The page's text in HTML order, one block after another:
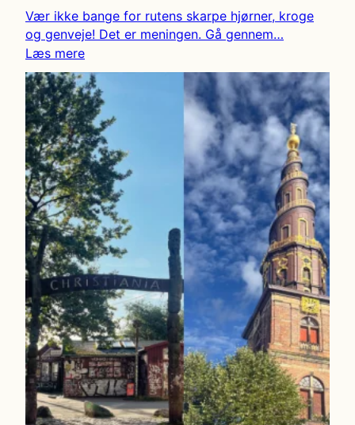
Vær ikke bange for rutens skarpe hjørner, kroge
og genveje! Det er meningen. Gå gennem…
Læs mere